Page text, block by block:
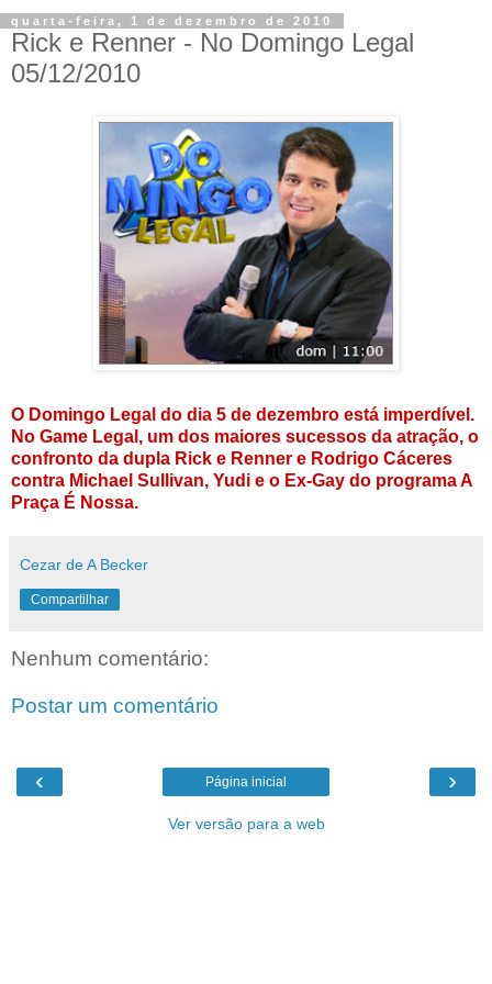
quarta-feira, 1 de dezembro de 2010
Rick e Renner - No Domingo Legal
05/12/2010
O Domingo Legal do dia 5 de dezembro está imperdível.
No Game Legal, um dos maiores sucessos da atração, o
confronto da dupla Rick e Renner e Rodrigo Cáceres
contra Michael Sullivan, Yudi e o Ex-Gay do programa A
Praça É Nossa.
Cezar de A Becker
Compartilhar
Nenhum comentário:
Postar um comentário
‹ ›
Página inicial
Ver versão para a web